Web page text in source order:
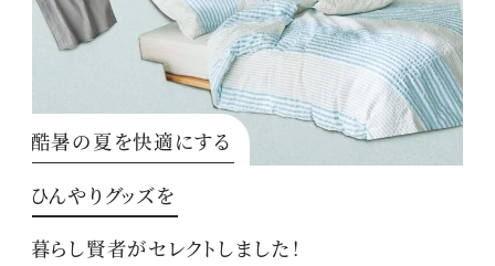
酷暑の夏を快適にする
ひんやりグッズを
暮らし賢者がセレクトしました！